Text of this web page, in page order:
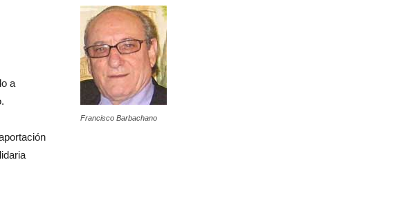
a
Francisco Barbachano